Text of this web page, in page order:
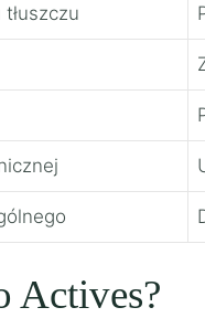
Actives?